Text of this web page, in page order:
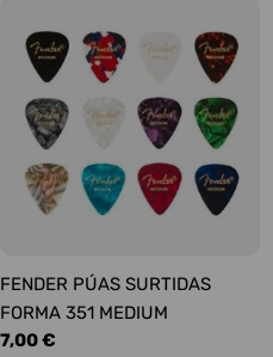
FENDER PÚAS SURTIDAS
FORMA 351 MEDIUM
Precio
7,00 €